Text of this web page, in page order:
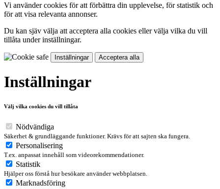
Vi använder cookies för att förbättra din upplevelse, för statistik och
för att visa relevanta annonser.
Du kan sjäv välja att acceptera alla cookies eller välja vilka du vill
tillåta under inställningar.
Inställningar Acceptera alla
Inställningar
Välj vilka cookies du vill tillåta
Nödvändiga
Säkerhet & grundläggande funktioner. Krävs för att sajten ska fungera.
Personalisering
T.ex. anpassat innehåll som videorekommendationer.
Statistik
Hjälper oss förstå hur besökare använder webbplatsen.
Marknadsföring